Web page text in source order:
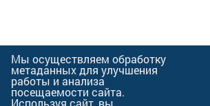
Мы осуществляем обработку
метаданных для улучшения
работы и анализа
посещаемости сайта.
Используя сайт, вы